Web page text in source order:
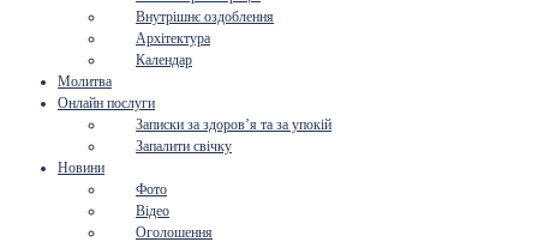
Внутрішнє оздоблення
Архітектура
Календар
Молитва
Онлайн послуги
Записки за здоров’я та за упокій
Запалити свічку
Новини
Фото
Відео
Оголошення